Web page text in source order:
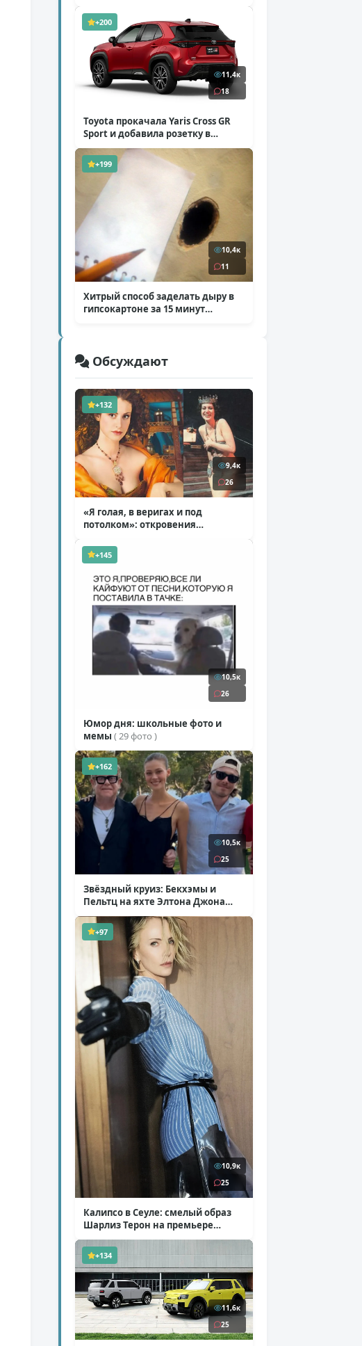
+200
11,4к
18
Toyota прокачала Yaris Cross GR
Sport и добавила розетку в
Harrier( 5 фото )
+199
10,4к
11
Хитрый способ заделать дыру в
гипсокартоне за 15 минут
Обсуждают
+132
9,4к
26
«Я голая, в веригах и под
потолком»: откровения
( 11 фото )
+145
10,5к
26
Юмор дня: школьные фото и
мемы ( 29 фото )
+162
10,5к
25
Звёздный круиз: Бекхэмы и
Пельтц на яхте Элтона Джона
( 12 фото )
+97
10,9к
25
Калипсо в Сеуле: смелый образ
Шарлиз Терон на премьере
«Одиссеи»( 6 фото )
+134
11,6к
25